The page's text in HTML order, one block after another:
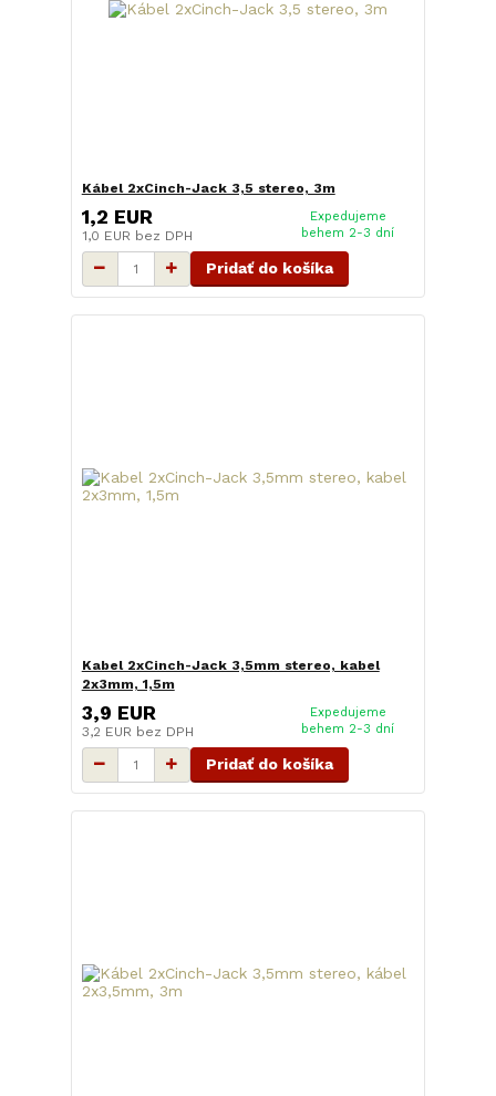
Kábel 2xCinch-Jack 3,5 stereo, 3m
1,2 EUR
1,0 EUR bez DPH
Expedujeme
behem 2-3 dní
Pridať do košíka
Kabel 2xCinch-Jack 3,5mm stereo, kabel
2x3mm, 1,5m
3,9 EUR
3,2 EUR bez DPH
Expedujeme
behem 2-3 dní
Pridať do košíka